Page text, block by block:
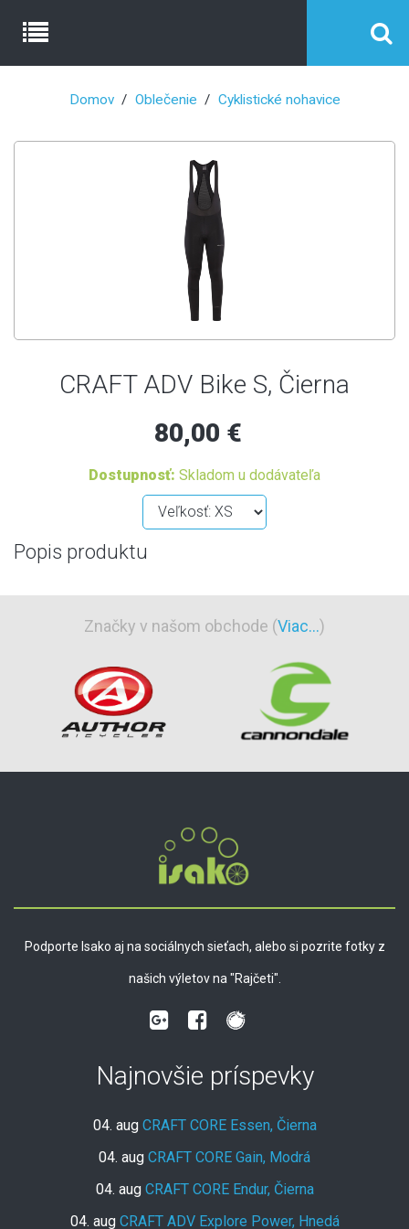
Domov Oblečenie Cyklistické nohavice
CRAFT ADV Bike S, Čierna
80,00 €
Dostupnosť: Skladom u dodávateľa
Popis produktu
Značky v našom obchode (Viac...)
Podporte Isako aj na sociálnych sieťach, alebo si pozrite fotky z
našich výletov na "Rajčeti".
Najnovšie príspevky
04. aug CRAFT CORE Essen, Čierna
04. aug CRAFT CORE Gain, Modrá
04. aug CRAFT CORE Endur, Čierna
04. aug CRAFT ADV Explore Power, Hnedá